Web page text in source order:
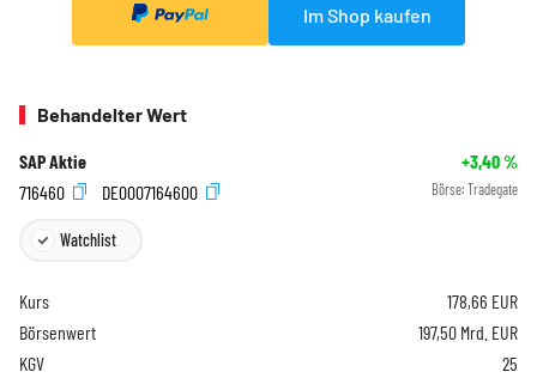
Im Shop kaufen
Behandelter Wert
SAP Aktie +3,40%
716460
DE0007164600 Börse: Tradegate
Watchlist
Kurs 178,66 EUR
Börsenwert
197,50 Mrd. EUR
KGV
25